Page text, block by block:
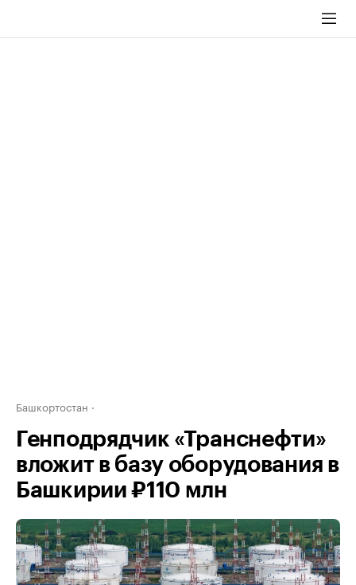
Башкортостан
Генподрядчик «Транснефти»
вложит в базу оборудования в
Башкирии ₽110 млн